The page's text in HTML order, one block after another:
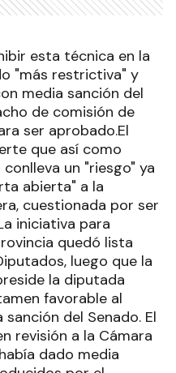
esta técnica en la
"más restrictiva" y
media sanción del
de comisión de
ser aprobado.El
que así como
un "riesgo" ya
abierta" a la
cuestionada por ser
iniciativa para
quedó lista
luego que la
la diputada
favorable al
del Senado. El
revisión a la Cámara
dado media